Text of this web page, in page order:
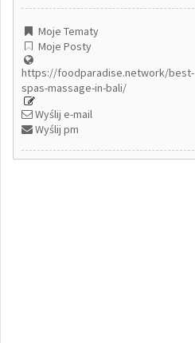
Moje Tematy
Moje Posty
https://foodparadise.network/best-
spas-massage-in-bali/
Wyślij e-mail
Wyślij pm